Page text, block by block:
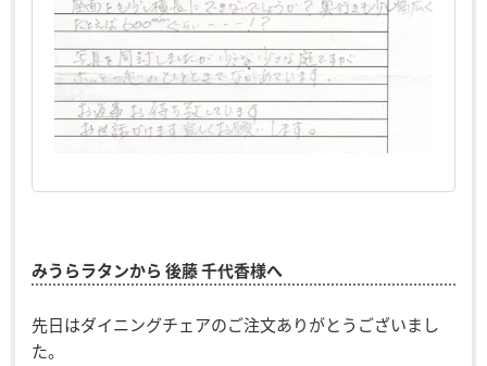
みうらラタンから 後藤 千代香様へ
先日はダイニングチェアのご注文ありがとうございまし
た。